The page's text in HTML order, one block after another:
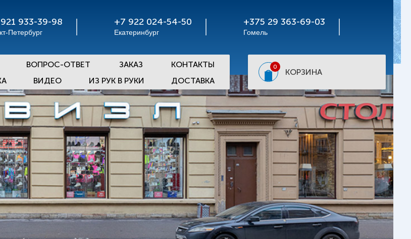
933-39-98
Петербург
+7 922 024-54-50
Екатеринбург
+375 29 363-69-03
Гомель
ВОПРОС-ОТВЕТ ЗАКАЗ
КОНТАКТЫ
ВИДЕО ИЗ РУК В РУКИ ДОСТАВКА
0
КОРЗИНА